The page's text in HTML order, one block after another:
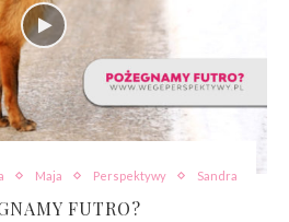
Maja Perspektywy Sandra
FUTRO?